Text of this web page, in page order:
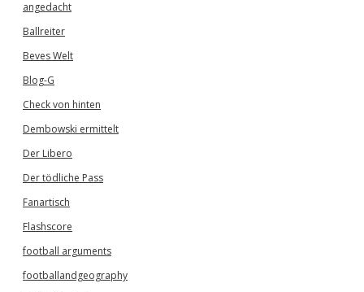
angedacht
Ballreiter
Beves Welt
Blog-G
Check von hinten
Dembowski ermittelt
Der Libero
Der tödliche Pass
Fanartisch
Flashscore
football arguments
footballandgeography